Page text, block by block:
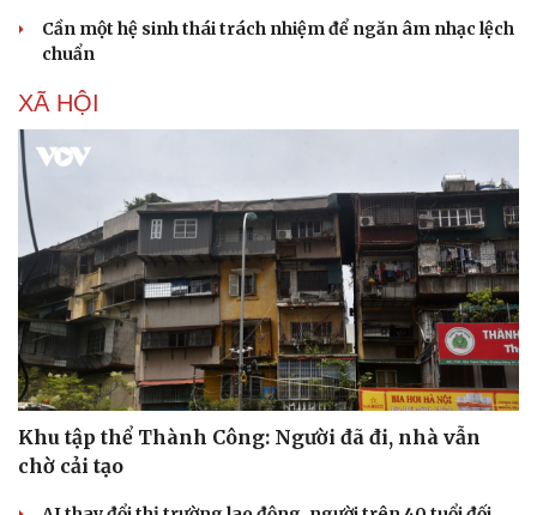
Văn hóa
Sân khấu - Điện ảnh
Văn học
Âm nhạc
Di sản
Giải trí
Nghệ sĩ
Thời trang
Sao Việt
Cần một hệ sinh thái trách nhiệm để ngăn âm nhạc lệch
chuẩn
XÃ HỘI
Khu tập thể Thành Công: Người đã đi, nhà vẫn
chờ cải tạo